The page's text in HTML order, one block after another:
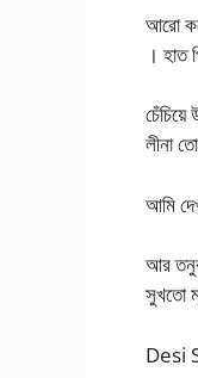
আরো
। হাত
লীনা
আমি
আর তনুর
সুখতো
Desi